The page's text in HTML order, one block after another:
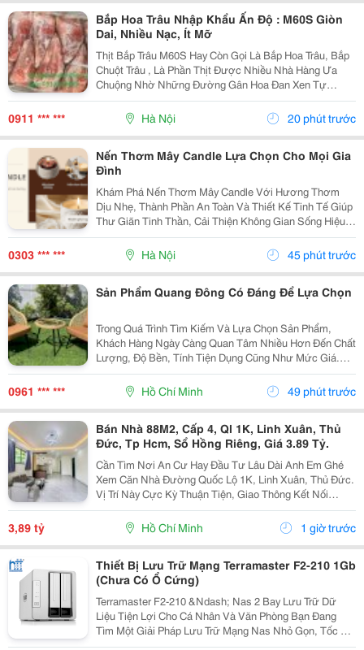
Bắp Hoa Trâu Nhập Khẩu Ấn Độ : M60S Giòn
Dai, Nhiều Nạc, Ít Mỡ
Thịt Bắp Trâu M60S Hay Còn Gọi Là Bắp Hoa Trâu, Bắp
Chuột Trâu , Là Phần Thịt Được Nhiều Nhà Hàng Ưa
Chuộng Nhờ Những Đường Gân Hoa Đan Xen Tự
Nhiên Trong Thớ Thịt . Khi Chế Biến, Phần Thịt Săn
Chắc, Ngọt Đậm, Kết Hợp Cùng Độ Giòn Dai Sần Sật
Của Gân...
0911 *** *** Hà Nội 20 phút trước
Nến Thơm Mây Candle Lựa Chọn Cho Mọi Gia
Đình
Khám Phá Nến Thơm Mây Candle Với Hương Thơm
Dịu Nhẹ, Thành Phần An Toàn Và Thiết Kế Tinh Tế Giúp
Thư Giãn Tinh Thần, Cải Thiện Không Gian Sống Hiệu
Quả. Nến Thơm Mây Candle &Ndash; Giải Pháp Thư
Giãn Cho Cuộc Sống Hiện Đại Trong Cuộc Sống Hiện...
0303 *** *** Hà Nội 45 phút trước
Sản Phẩm Quang Đông Có Đáng Để Lựa Chọn
Trong Quá Trình Tìm Kiếm Và Lựa Chọn Sản Phẩm,
Khách Hàng Ngày Càng Quan Tâm Nhiều Hơn Đến Chất
Lượng, Độ Bền, Tính Tiện Dụng Cũng Như Mức Giá.
Thay Vì Chỉ Dựa Vào Quảng Cáo Hoặc Thông Tin Từ
Người Bán, Nhiều Người Có Xu Hướng Tìm Hiểu Thêm
Thông Tin...
0961 *** *** Hồ Chí Minh 49 phút trước
Bán Nhà 88M2, Cấp 4, Ql 1K, Linh Xuân, Thủ
Đức, Tp Hcm, Sổ Hồng Riêng, Giá 3.89 Tỷ.
Cần Tìm Nơi An Cư Hay Đầu Tư Lâu Dài Anh Em Ghé
Xem Căn Nhà Đường Quốc Lộ 1K, Linh Xuân, Thủ Đức.
Vị Trí Này Cực Kỳ Thuận Tiện, Giao Thông Kết Nối
Nhanh Chóng, Cực Kỳ Phù Hợp Cho Khách Mua Để Giữ
Tài Sản Hoặc Cho Thuê Đều Rất Ổn Định. Thông Tin...
3,89 tỷ Hồ Chí Minh 1 giờ trước
Thiết Bị Lưu Trữ Mạng Terramaster F2-210 1Gb
(Chưa Có Ổ Cứng)
Terramaster F2-210 &Ndash; Nas 2 Bay Lưu Trữ Dữ
Liệu Tiện Lợi Cho Cá Nhân Và Văn Phòng Bạn Đang
Tìm Một Giải Pháp Lưu Trữ Mạng Nas Nhỏ Gọn, Tốc Độ
Ổn Định Và Hỗ Trợ Nhiều Tính Năng Sao Lưu?